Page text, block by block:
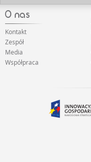
Kontakt
Zespół
Media
Współpraca